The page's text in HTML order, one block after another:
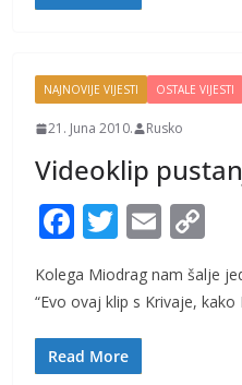
k k
NAJNOVIJE VIJESTI OSTALE VIJESTI
21. Juna 2010. Rusko
Videoklip
F
e
b
o
T
w
itt
er
E
m
ai
o
p
Kolega Miodrag nam šalje
“Evo ovaj klip s Krivaje,
Read More